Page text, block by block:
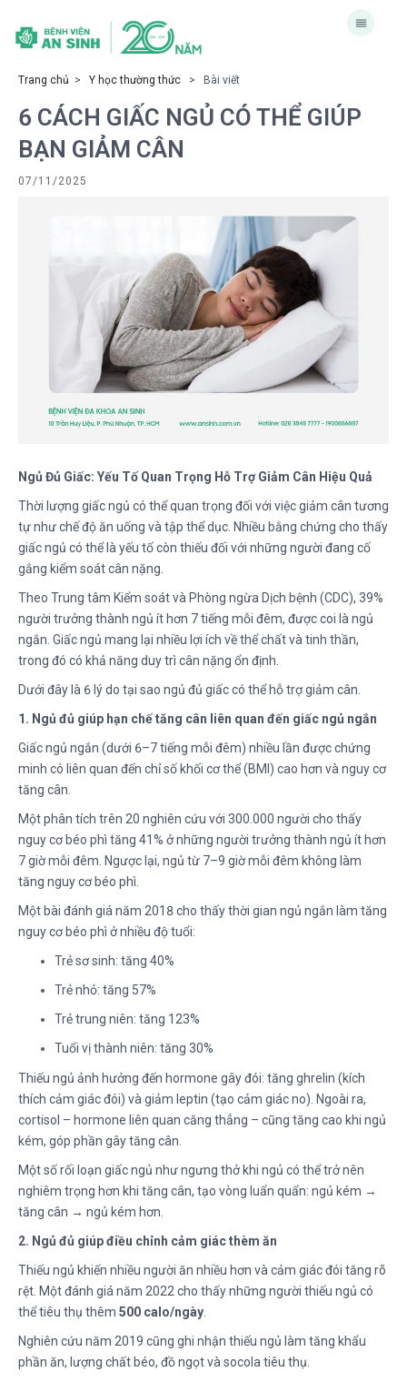
Trang chủ > Y học thường thức > Bài viết
6 CÁCH GIẤC NGỦ CÓ THỂ GIÚP
BẠN GIẢM CÂN
07/11/2025
Ngủ Đủ Giấc: Yếu Tố Quan Trọng Hỗ Trợ Giảm Cân Hiệu Quả
Thời lượng giấc ngủ có thể quan trọng đối với việc giảm cân tương
tự như chế độ ăn uống và tập thể dục. Nhiều bằng chứng cho thấy
giấc ngủ có thể là yếu tố còn thiếu đối với những người đang cố
gắng kiểm soát cân nặng.
Theo Trung tâm Kiểm soát và Phòng ngừa Dịch bệnh (CDC), 39%
người trưởng thành ngủ ít hơn 7 tiếng mỗi đêm, được coi là ngủ
ngắn. Giấc ngủ mang lại nhiều lợi ích về thể chất và tinh thần,
trong đó có khả năng duy trì cân nặng ổn định.
Dưới đây là 6 lý do tại sao ngủ đủ giấc có thể hỗ trợ giảm cân.
1. Ngủ đủ giúp hạn chế tăng cân liên quan đến giấc ngủ ngắn
Giấc ngủ ngắn (dưới 6–7 tiếng mỗi đêm) nhiều lần được chứng
minh có liên quan đến chỉ số khối cơ thể (BMI) cao hơn và nguy cơ
tăng cân.
Một phân tích trên 20 nghiên cứu với 300.000 người cho thấy
nguy cơ béo phì tăng 41% ở những người trưởng thành ngủ ít hơn
7 giờ mỗi đêm. Ngược lại, ngủ từ 7–9 giờ mỗi đêm không làm
tăng nguy cơ béo phì.
Một bài đánh giá năm 2018 cho thấy thời gian ngủ ngắn làm tăng
nguy cơ béo phì ở nhiều độ tuổi:
Trẻ sơ sinh: tăng 40%
Trẻ nhỏ: tăng 57%
Trẻ trung niên: tăng 123%
Tuổi vị thành niên: tăng 30%
Thiếu ngủ ảnh hưởng đến hormone gây đói: tăng ghrelin (kích
thích cảm giác đói) và giảm leptin (tạo cảm giác no). Ngoài ra,
cortisol – hormone liên quan căng thẳng – cũng tăng cao khi ngủ
kém, góp phần gây tăng cân.
Một số rối loạn giấc ngủ như ngưng thở khi ngủ có thể trở nên
nghiêm trọng hơn khi tăng cân, tạo vòng luẩn quẩn: ngủ kém →
tăng cân → ngủ kém hơn.
2. Ngủ đủ giúp điều chỉnh cảm giác thèm ăn
Thiếu ngủ khiến nhiều người ăn nhiều hơn và cảm giác đói tăng rõ
rệt. Một đánh giá năm 2022 cho thấy những người thiếu ngủ có
thể tiêu thụ thêm 500 calo/ngày
Nghiên cứu năm 2019 cũng ghi nhận thiếu ngủ làm tăng khẩu
phần ăn, lượng chất béo, đồ ngọt và socola tiêu thụ.